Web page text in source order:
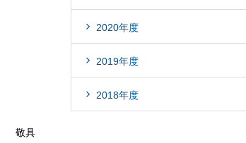
敬具
2020年度
2019年度
2018年度